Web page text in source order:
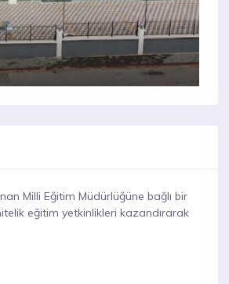
Milli Eğitim Müdürlüğüne bağlı bir
eğitim yetkinlikleri kazandırarak